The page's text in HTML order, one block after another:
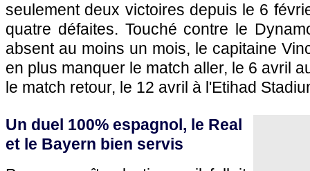
seulement deux victoires depuis le 6
quatre défaites. Touché contre le
absent au moins un mois, le capitaine
en plus manquer le match aller, le 6 avril
le match retour, le 12 avril à l'Etihad
Un duel 100% espagnol, le Real
et le Bayern bien servis